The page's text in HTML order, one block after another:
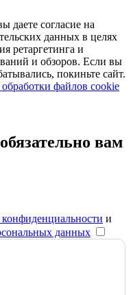
даете согласие на
данных в целях
ретаргетинга и
и обзоров. Если вы
покиньте сайт.
файлов cookie
вам
и
данных